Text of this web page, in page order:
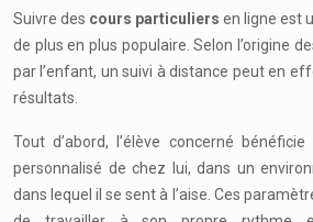
Suivre des cours particuliers en ligne est
de plus en plus populaire. Selon l’origine
par l’enfant, un suivi à distance peut en
résultats.
Tout d’abord, l’élève concerné
personnalisé de chez lui, dans un
dans lequel il se sent à l’aise. Ces